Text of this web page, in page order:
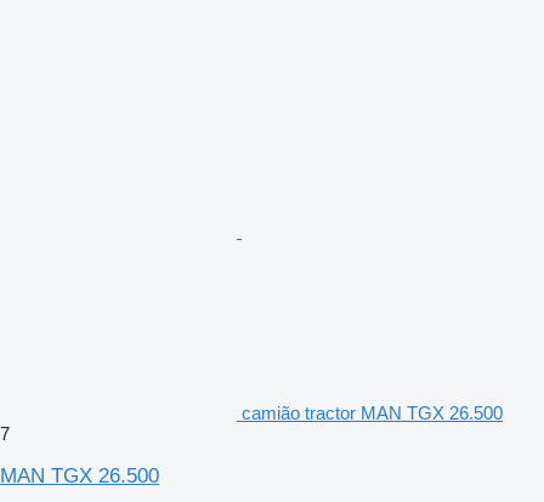
camião tractor MAN TGX 26.500
7
MAN TGX 26.500